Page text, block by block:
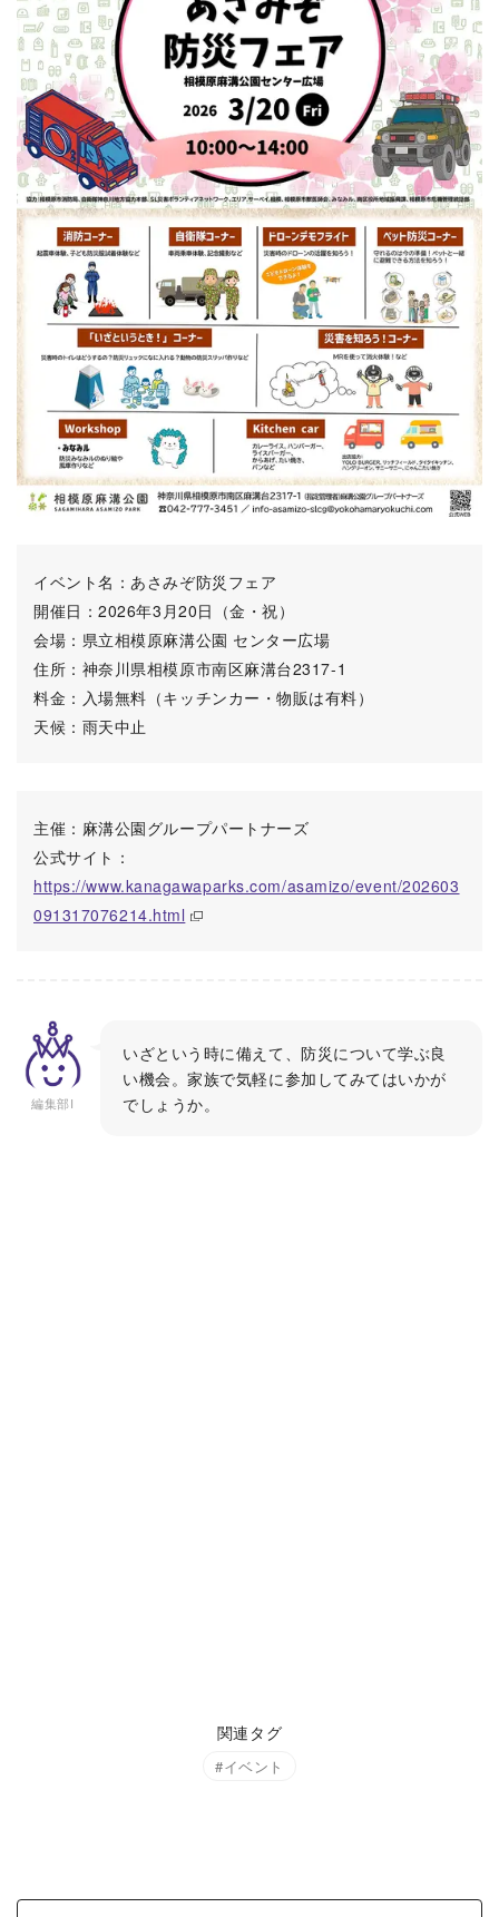
イベント名：あさみぞ防災フェア
開催日：2026年3月20日（金・祝）
会場：県立相模原麻溝公園 センター広場
住所：神奈川県相模原市南区麻溝台2317-1
料金：入場無料（キッチンカー・物販は有料）
天候：雨天中止
主催：麻溝公園グループパートナーズ
公式サイト：
https://www.kanagawaparks.com/asamizo/event/202603
091317076214.html
編集部I
いざという時に備えて、防災について学ぶ良
い機会。家族で気軽に参加してみてはいかが
でしょうか。
関連タグ
イベント